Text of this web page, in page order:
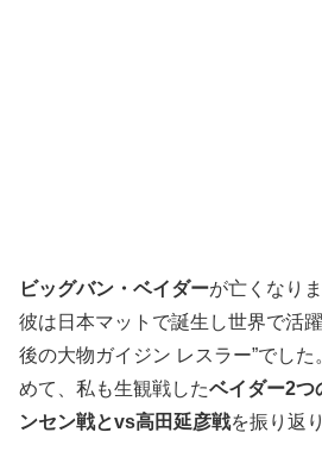
ビッグバン・ベイダーが亡くなり
彼は日本マットで誕生し世界で活
後の大物ガイジン レスラー”でした
めて、私も生観戦したベイダー2つ
ンセン戦とvs高田延彦戦を振り返